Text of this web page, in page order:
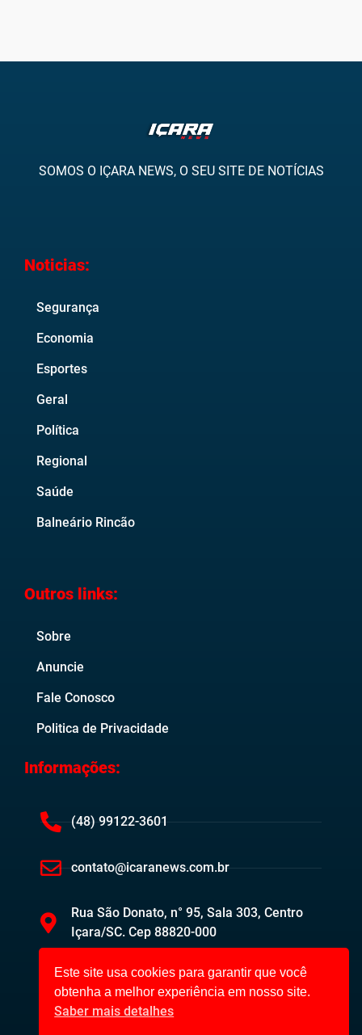
SOMOS O IÇARA NEWS, O SEU SITE DE NOTÍCIAS
Noticias:
Segurança
Economia
Esportes
Geral
Política
Regional
Saúde
Balneário Rincão
Outros links:
Sobre
Anuncie
Fale Conosco
Politica de Privacidade
Informações:
(48) 99122-3601
contato@icaranews.com.br
Rua São Donato, n° 95, Sala 303, Centro
Içara/SC. Cep 88820-000
Este site usa cookies para garantir que você
obtenha a melhor experiência em nosso site.
Saber mais detalhes